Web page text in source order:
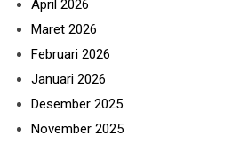
April 2026
Maret 2026
Februari 2026
Januari 2026
Desember 2025
November 2025